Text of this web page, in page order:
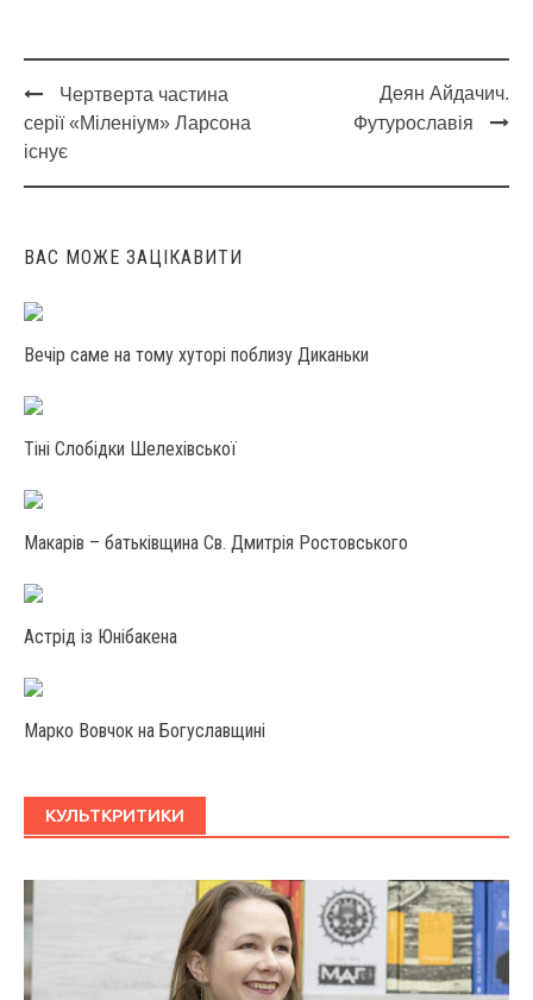
Post
navigation
Чертверта частина
серії «Міленіум» Ларсона
існує
Деян Айдачич.
Футурославія
ВАС МОЖЕ ЗАЦІКАВИТИ
Вечір саме на тому хуторі поблизу Диканьки
Тіні Слобідки Шелехівської
Макарів – батьківщина Св. Дмитрія Ростовського
Астрід із Юнібакена
Марко Вовчок на Богуславщині
КУЛЬТКРИТИКИ